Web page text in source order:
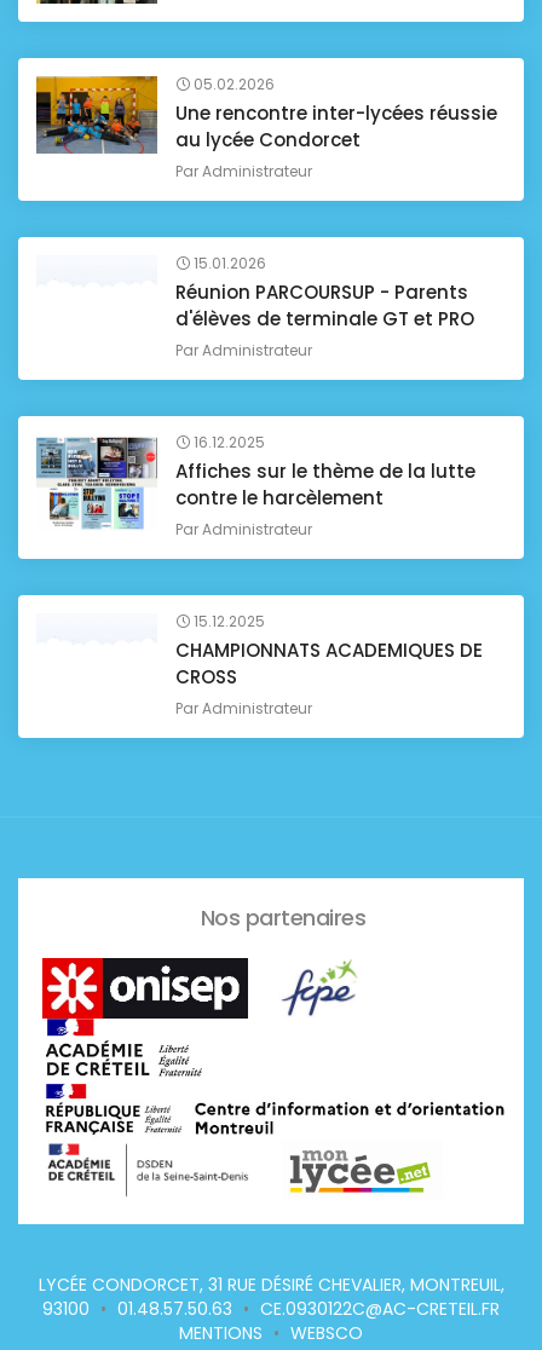
05.02.2026
Une rencontre inter-lycées réussie
au lycée Condorcet
ParAdministrateur
15.01.2026
Réunion PARCOURSUP - Parents
d'élèves de terminale GT et PRO
ParAdministrateur
16.12.2025
Affiches sur le thème de la lutte
contre le harcèlement
ParAdministrateur
15.12.2025
CHAMPIONNATS ACADEMIQUES DE
CROSS
ParAdministrateur
Nos partenaires
LYCÉE CONDORCET, 31 RUE DÉSIRÉ CHEVALIER, MONTREUIL,
93100 • 01.48.57.50.63 • CE.0930122C@AC-CRETEIL.FR
MENTIONS • WEBSCO